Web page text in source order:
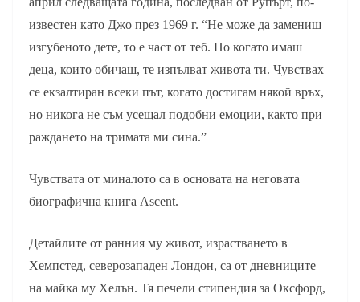
известен като Джо през 1969 г. “Не може да замениш
изгубеното дете, то е част от теб. Но когато имаш
деца, които обичаш, те изпълват живота ти. Чувствах
се екзалтиран всеки път, когато достигам някой връх,
но никога не съм усещал подобни емоции, както при
раждането на тримата ми сина.”
Чувствата от миналото са в основата на неговата
биографична книга Ascent.
Детайлите от ранния му живот, израстването в
Хемпстед, северозападен Лондон, са от дневниците
на майка му Хелън. Тя печели стипендия за Оксфорд,